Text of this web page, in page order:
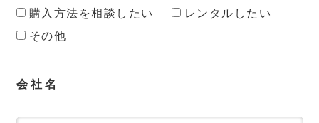
購入方法を相談したい
レンタルしたい
その他
会 社 名